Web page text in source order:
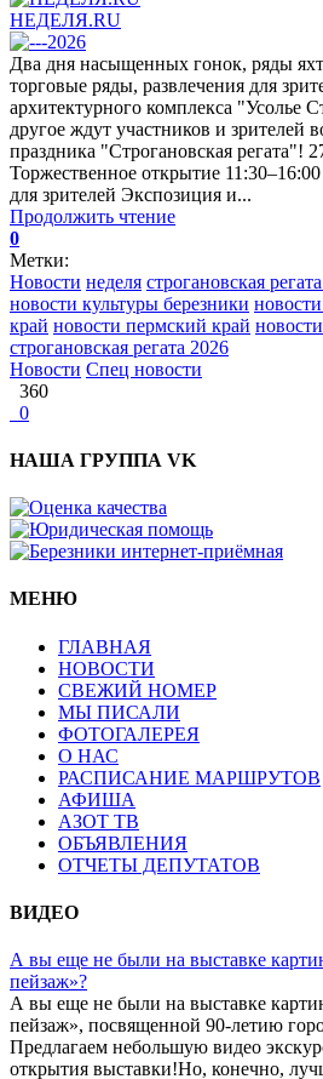
НЕДЕЛЯ.RU
Два дня насыщенных гонок, ряды
торговые ряды, развлечения для
архитектурного комплекса "Усолье
другое ждут участников и зрителей
праздника "Строгановская регата"!
Торжественное открытие
для зрителей Экспозиция и...
Продолжить чтение
0
Метки:
Новости неделя строгановская
новости культуры березники
край новости пермский край
строгановская регата 2026
Новости Спец новости
360
0
НАША ГРУППА VK
МЕНЮ
ГЛАВНАЯ
НОВОСТИ
СВЕЖИЙ НОМЕР
МЫ ПИСАЛИ
ФОТОГАЛЕРЕЯ
О НАС
РАСПИСАНИЕ МАРШРУТОВ
АФИША
АЗОТ ТВ
ОБЪЯВЛЕНИЯ
ОТЧЕТЫ ДЕПУТАТОВ
ВИДЕО
А вы еще не были на выставке
пейзаж»?
А вы еще не были на выставке
пейзаж», посвященной 90-летию
Предлагаем небольшую видео
открытия выставки!Но, конечно,